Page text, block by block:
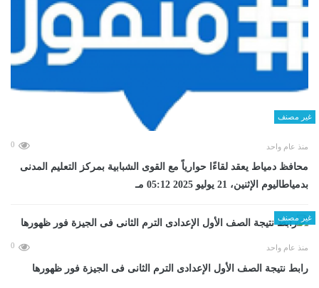
غير مصنف
منذ عام واحد 0
محافظ دمياط يعقد لقاءًا حوارياً مع القوى الشبابية بمركز التعليم المدنى
بدمياطاليوم الإثنين، 21 يوليو 2025 05:12 مـ
غير مصنف
منذ عام واحد 0
رابط نتيجة الصف الأول الإعدادى الترم الثانى فى الجيزة فور ظهورها